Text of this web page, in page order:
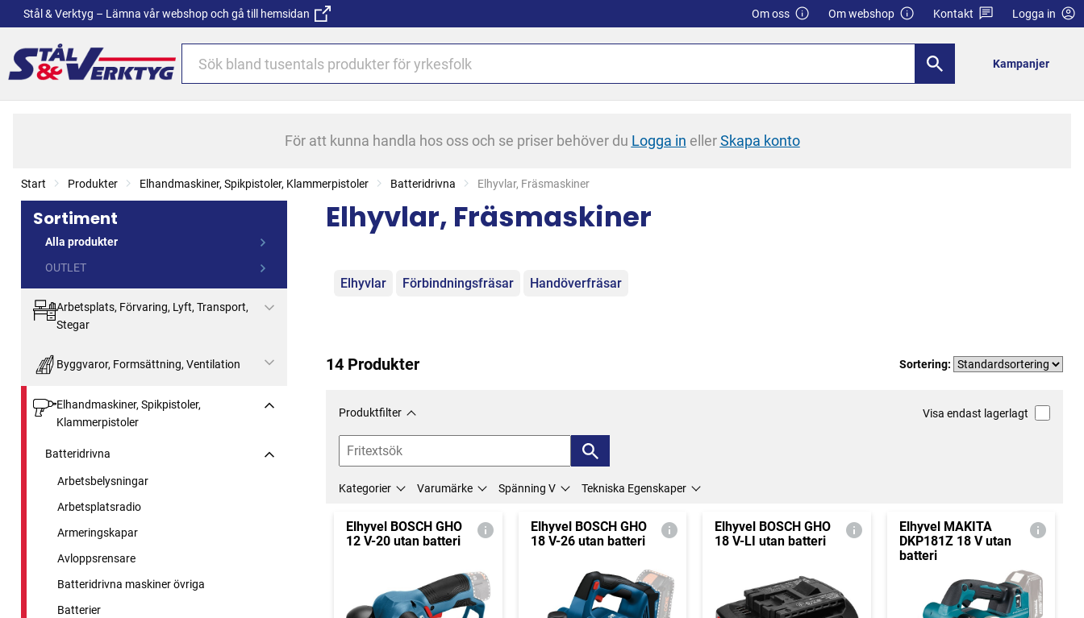
Stål & Verktyg – Lämna vår webshop och gå till hemsidan Om oss Om webshop Kontakt Logga in
Kampanjer
För att kunna handla hos oss och se priser behöver du Logga in ellerSkapa konto
Start Produkter Elhandmaskiner, Spikpistoler, Klammerpistoler Batteridrivna Current:
Elhyvlar, Fräsmaskiner
Sortiment
Alla produkter
OUTLET
Arbetsplats, Förvaring, Lyft, Transport,
Stegar
Byggvaror, Formsättning, Ventilation
Elhandmaskiner, Spikpistoler,
Klammerpistoler
Batteridrivna
Arbetsbelysningar
Arbetsplatsradio
Armeringskapar
Avloppsrensare
Batteridrivna maskiner övriga
Batterier
Elhyvlar, Fräsmaskiner
Kategorier
Elhyvlar Förbindningsfräsar Handöverfräsar
14 Produkter Sortering:
Produktfilter Visa endast lagerlagt
Kategorier Varumärke Spänning V Tekniska Egenskaper
Elhyvel BOSCH GHO
12 V-20 utan batteri
Elhyvel BOSCH GHO
18 V-26 utan batteri
Elhyvel BOSCH GHO
18 V-LI utan batteri
Elhyvel MAKITA
DKP181Z 18 V utan
batteri